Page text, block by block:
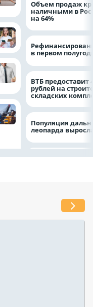
Объем продаж
наличными в
на 64%
в первом
ВТБ предоставит
рублей на
складских
Популяция
леопарда